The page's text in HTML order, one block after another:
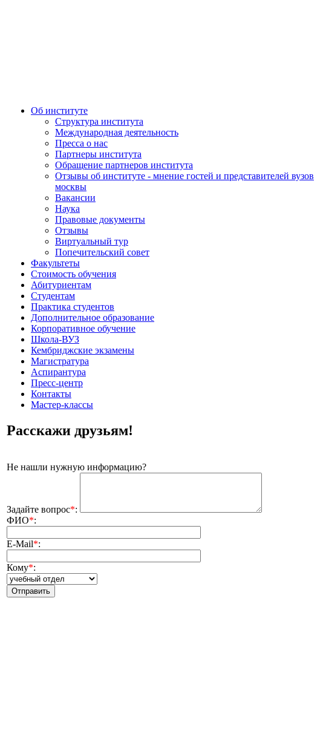
Об институте
Структура института
Международная деятельность
Пресса о нас
Партнеры института
Обращение партнеров института
Отзывы об институте - мнение гостей и представителей вузов
москвы
Вакансии
Наука
Правовые документы
Отзывы
Виртуальный тур
Попечительский совет
Факультеты
Стоимость обучения
Абитуриентам
Студентам
Практика студентов
Дополнительное образование
Корпоративное обучение
Школа-ВУЗ
Кембриджские экзамены
Магистратура
Аспирантура
Пресс-центр
Контакты
Мастер-классы
Расскажи друзьям!
Не нашли нужную информацию?
Задайте вопрос*:
ФИО*:
E-Mail*:
Кому*: